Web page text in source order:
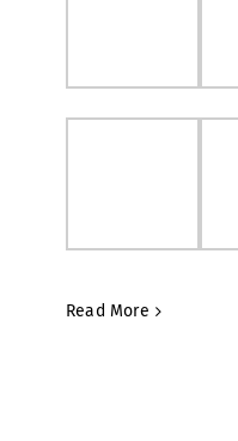
Read More